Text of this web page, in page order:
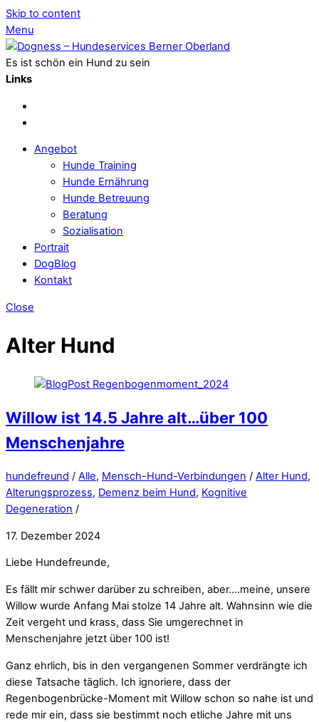
Skip to content
Menu
Es ist schön ein Hund zu sein
Links
Angebot
Hunde Training
Hunde Ernährung
Hunde Betreuung
Beratung
Sozialisation
Portrait
DogBlog
Kontakt
Close
Alter Hund
Willow ist 14.5 Jahre alt…über 100
Menschenjahre
hundefreund / Alle, Mensch-Hund-Verbindungen / Alter Hund,
Alterungsprozess, Demenz beim Hund, Kognitive
Degeneration /
17. Dezember 2024
Liebe Hundefreunde,
Es fällt mir schwer darüber zu schreiben, aber….meine, unsere
Willow wurde Anfang Mai stolze 14 Jahre alt. Wahnsinn wie die
Zeit vergeht und krass, dass Sie umgerechnet in
Menschenjahre jetzt über 100 ist!
Ganz ehrlich, bis in den vergangenen Sommer verdrängte ich
diese Tatsache täglich. Ich ignoriere, dass der
Regenbogenbrücke-Moment mit Willow schon so nahe ist und
rede mir ein, dass sie bestimmt noch etliche Jahre mit uns